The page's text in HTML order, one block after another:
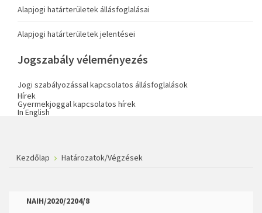
Alapjogi határterületek állásfoglalásai
Alapjogi határterületek jelentései
Jogszabály véleményezés
Jogi szabályozással kapcsolatos állásfoglalások
Hírek
Gyermekjoggal kapcsolatos hírek
In English
Kezdőlap Határozatok/Végzések
NAIH/2020/2204/8